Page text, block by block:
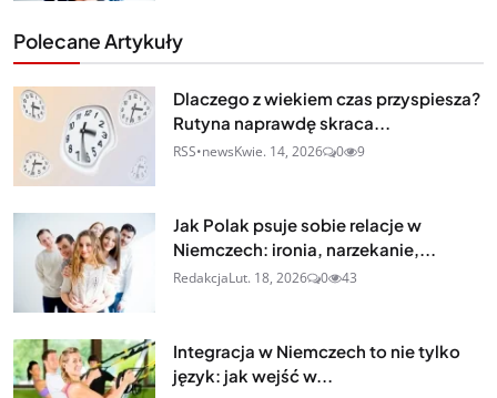
Polecane Artykuły
Dlaczego z wiekiem czas przyspiesza?
Rutyna naprawdę skraca...
RSS•newsKwie. 14, 2026 0 9
Jak Polak psuje sobie relacje w
Niemczech: ironia, narzekanie,...
RedakcjaLut. 18, 2026 0 43
Integracja w Niemczech to nie tylko
język: jak wejść w...